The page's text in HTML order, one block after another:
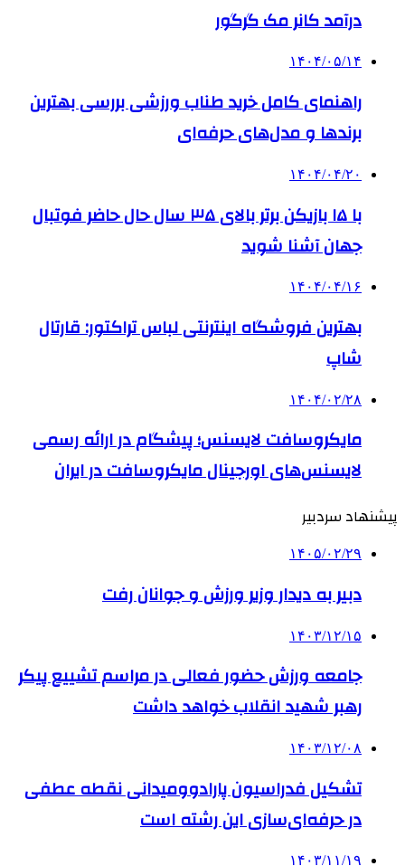
درآمد کانر مک گرگور
۱۴۰۴/۰۵/۱۴
راهنمای کامل خرید طناب ورزشی بررسی بهترین
برندها و مدل‌های حرفه‌ای
۱۴۰۴/۰۴/۲۰
با ۱۵ بازیکن برتر بالای ۳۵ سال حال حاضر فوتبال
جهان آشنا شوید
۱۴۰۴/۰۴/۱۶
بهترین فروشگاه اینترنتی لباس تراکتور: قارتال
شاپ
۱۴۰۴/۰۲/۲۸
مایکروسافت لایسنس؛ پیشگام در ارائه رسمی
لایسنس‌های اورجینال مایکروسافت در ایران
پیشنهاد سردبیر
۱۴۰۵/۰۲/۲۹
دبیر به دیدار وزیر ورزش و جوانان رفت
۱۴۰۳/۱۲/۱۵
جامعه ورزش حضور فعالی در مراسم تشییع پیکر
رهبر شهید انقلاب خواهد داشت
۱۴۰۳/۱۲/۰۸
تشکیل فدراسیون پارادوومیدانی نقطه عطفی
در حرفه‌ای‌سازی این رشته است
۱۴۰۳/۱۱/۱۹